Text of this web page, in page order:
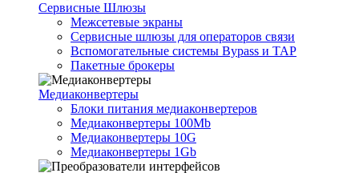
Сервисные Шлюзы
Межсетевые экраны
Сервисные шлюзы для операторов связи
Вспомогательные системы Bypass и TAP
Пакетные брокеры
Медиаконвертеры
Блоки питания медиаконвертеров
Медиаконвертеры 100Mb
Медиаконвертеры 10G
Медиаконвертеры 1Gb